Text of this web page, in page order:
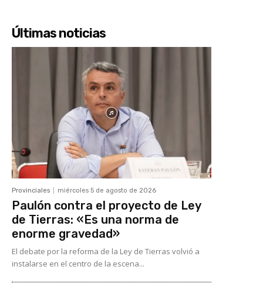
Últimas noticias
Provinciales miércoles 5 de agosto de 2026
Paulón contra el proyecto de Ley
de Tierras: «Es una norma de
enorme gravedad»
El debate por la reforma de la Ley de Tierras volvió a
instalarse en el centro de la escena...